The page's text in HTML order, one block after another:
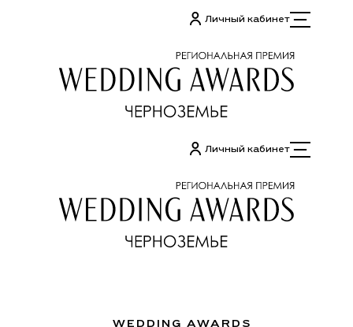
Личный кабинет
Личный кабинет
WEDDING AWARDS